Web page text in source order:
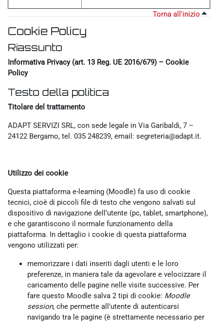
Torna all'inizio
Cookie Policy
Riassunto
Informativa Privacy (art. 13 Reg. UE 2016/679) – Cookie
Policy
Testo della politica
Titolare del trattamento
ADAPT SERVIZI SRL, con sede legale in Via Garibaldi, 7 –
24122 Bergamo, tel. 035 248239, email: segreteria@adapt.it.
Utilizzo dei cookie
Questa piattaforma e-learning (Moodle) fa uso di cookie
tecnici, cioè di piccoli file di testo che vengono salvati sul
dispositivo di navigazione dell’utente (pc, tablet, smartphone),
e che garantiscono il normale funzionamento della
piattaforma. In dettaglio i cookie di questa piattaforma
vengono utilizzati per:
memorizzare i dati inseriti dagli utenti e le loro
preferenze, in maniera tale da agevolare e velocizzare il
caricamento delle pagine nelle visite successive. Per
fare questo Moodle salva 2 tipi di cookie: Moodle
session, che permette all’utente di autenticarsi
navigando tra le pagine (è strettamente necessario per